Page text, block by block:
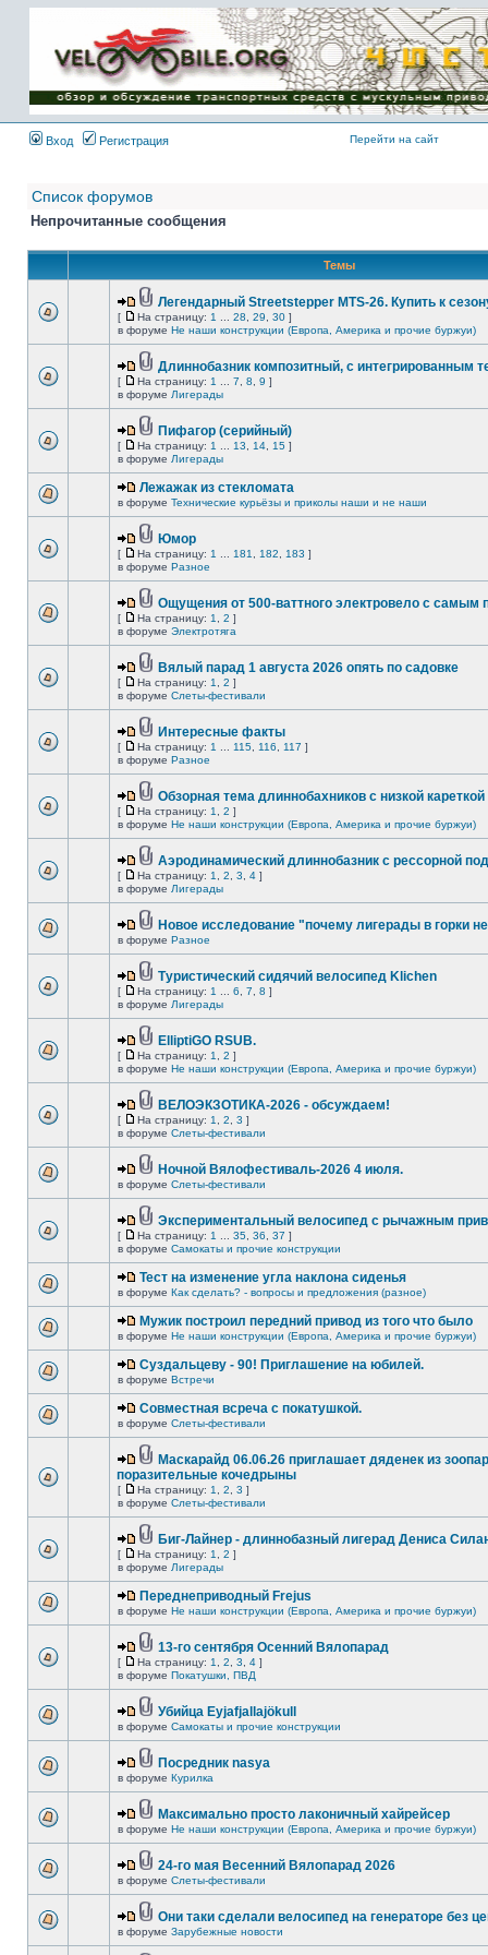
Имя пользователя:
Пароль:
{ LOG_ME_IN_SHORT
}
Вход
Регистрация Перейти на сайт
Список форумов
Непрочитанные сообщения
Темы
Легендарный Streetstepper MTS-26. Купить к
[ На страницу: 1 28 29 30 ]
в форуме Не наши конструкции (Европа, Америка и прочие буржуи)
Длиннобазник композитный, с интегрированным
[ На страницу: 1 7 8 9 ]
в форуме Лигерады
Пифагор (серийный)
[ На страницу: 1 13 14 15 ]
в форуме Лигерады
Лежажак из стекломата
в форуме Технические курьёзы и приколы наши и не наши
Юмор
[ На страницу: 1 181 182 183 ]
в форуме Разное
Ощущения от 500-ваттного электровело с самым
[ На страницу: 1 2 ]
в форуме Электротяга
Вялый парад 1 августа 2026 опять по садовке
[ На страницу: 1 2 ]
в форуме Слеты-фестивали
Интересные факты
[ На страницу: 1 115 116 117 ]
в форуме Разное
Обзорная тема длиннобахников с низкой кареткой
[ На страницу: 1 2 ]
в форуме Не наши конструкции (Европа, Америка и прочие буржуи)
Аэродинамический длиннобазник с рессорной
[ На страницу: 1 2 3 4 ]
в форуме Лигерады
Новое исследование "почему лигерады в горки
в форуме Разное
Туристический сидячий велосипед Klichen
[ На страницу: 1 6 7 8 ]
в форуме Лигерады
ElliptiGO RSUB.
[ На страницу: 1 2 ]
в форуме Не наши конструкции (Европа, Америка и прочие буржуи)
ВЕЛОЭКЗОТИКА-2026 - обсуждаем!
[ На страницу: 1 2 3 ]
в форуме Слеты-фестивали
Ночной Вялофестиваль-2026 4 июля.
в форуме Слеты-фестивали
Экспериментальный велосипед с рычажным
[ На страницу: 1 35 36 37 ]
в форуме Самокаты и прочие конструкции
Тест на изменение угла наклона сиденья
в форуме Как сделать? - вопросы и предложения (разное)
Мужик построил передний привод из того что было
в форуме Не наши конструкции (Европа, Америка и прочие буржуи)
Суздальцеву - 90! Приглашение на юбилей.
в форуме Встречи
Совместная всреча с покатушкой.
в форуме Слеты-фестивали
Маскарайд 06.06.26 приглашает дяденек из
поразительные кочедрыны
[ На страницу: 1 2 3 ]
в форуме Слеты-фестивали
Биг-Лайнер - длиннобазный лигерад Дениса
[ На страницу: 1 2 ]
в форуме Лигерады
Переднеприводный Frejus
в форуме Не наши конструкции (Европа, Америка и прочие буржуи)
13-го сентября Осенний Вялопарад
[ На страницу: 1 2 3 4 ]
в форуме Покатушки, ПВД
Убийца Eyjafjallajökull
в форуме Самокаты и прочие конструкции
Посредник nasya
в форуме Курилка
Максимально просто лаконичный хайрейсер
в форуме Не наши конструкции (Европа, Америка и прочие буржуи)
24-го мая Весенний Вялопарад 2026
в форуме Слеты-фестивали
Они таки сделали велосипед на генераторе без
в форуме Зарубежные новости